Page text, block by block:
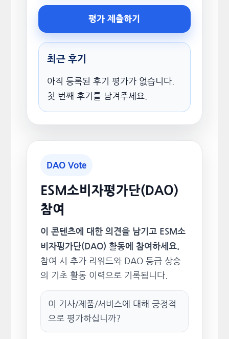
평가 제출하기
최근 후기
아직 등록된 후기 평가가 없습니다.
첫 번째 후기를 남겨주세요.
DAO Vote
ESM소비자평가단(DAO)
참여
이 콘텐츠에 대한 의견을 남기고 ESM소
비자평가단(DAO) 활동에 참여하세요.
참여 시 추가 리워드와 DAO 등급 상승
의 기초 활동 이력으로 기록됩니다.
이 기사/제품/서비스에 대해 긍정적
으로 평가하십니까?